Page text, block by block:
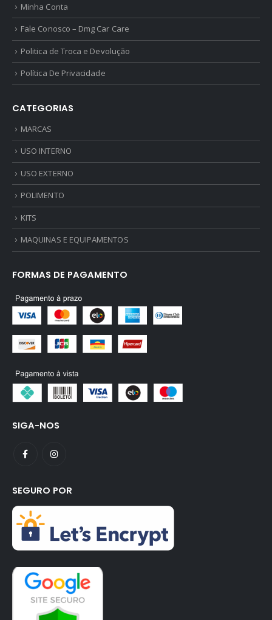
Minha Conta
Fale Conosco – Dmg Car Care
Politica de Troca e Devolução
Política De Privacidade
CATEGORIAS
MARCAS
USO INTERNO
USO EXTERNO
POLIMENTO
KITS
MAQUINAS E EQUIPAMENTOS
FORMAS DE PAGAMENTO
SIGA-NOS
SEGURO POR